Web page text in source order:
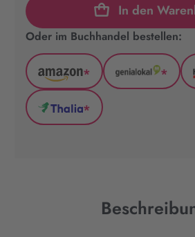
In den
Oder im Buchhandel bestellen:
Amazon
(wird
in
neuem
* *
Thalia
*